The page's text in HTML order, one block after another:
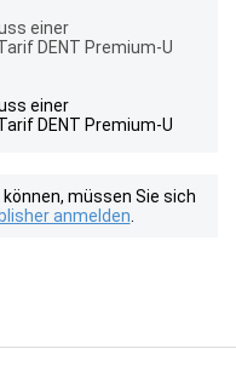
einer
DENT Premium-U
einer
DENT Premium-U
müssen Sie sich
anmelden